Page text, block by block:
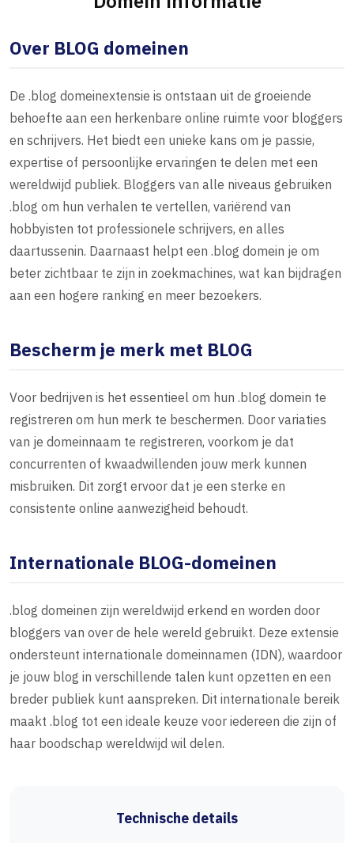
Over BLOG domeinen
De .blog domeinextensie is ontstaan uit de groeiende
behoefte aan een herkenbare online ruimte voor bloggers
en schrijvers. Het biedt een unieke kans om je passie,
expertise of persoonlijke ervaringen te delen met een
wereldwijd publiek. Bloggers van alle niveaus gebruiken
.blog om hun verhalen te vertellen, variërend van
hobbyisten tot professionele schrijvers, en alles
daartussenin. Daarnaast helpt een .blog domein je om
beter zichtbaar te zijn in zoekmachines, wat kan bijdragen
aan een hogere ranking en meer bezoekers.
Bescherm je merk met BLOG
Voor bedrijven is het essentieel om hun .blog domein te
registreren om hun merk te beschermen. Door variaties
van je domeinnaam te registreren, voorkom je dat
concurrenten of kwaadwillenden jouw merk kunnen
misbruiken. Dit zorgt ervoor dat je een sterke en
consistente online aanwezigheid behoudt.
Internationale BLOG-domeinen
.blog domeinen zijn wereldwijd erkend en worden door
bloggers van over de hele wereld gebruikt. Deze extensie
ondersteunt internationale domeinnamen (IDN), waardoor
je jouw blog in verschillende talen kunt opzetten en een
breder publiek kunt aanspreken. Dit internationale bereik
maakt .blog tot een ideale keuze voor iedereen die zijn of
haar boodschap wereldwijd wil delen.
Technische details